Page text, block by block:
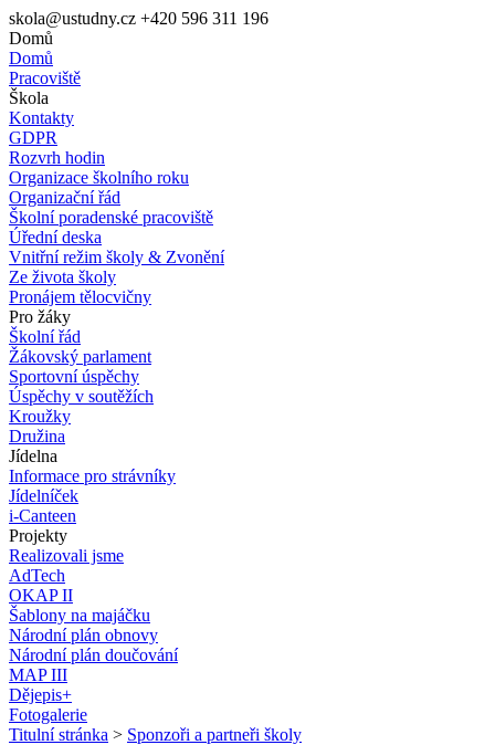
skola@ustudny.cz +420 596 311 196
Domů
Domů
Pracoviště
Škola
Kontakty
GDPR
Rozvrh hodin
Organizace školního roku
Organizační řád
Školní poradenské pracoviště
Úřední deska
Vnitřní režim školy & Zvonění
Ze života školy
Pronájem tělocvičny
Pro žáky
Školní řád
Žákovský parlament
Sportovní úspěchy
Úspěchy v soutěžích
Kroužky
Družina
Jídelna
Informace pro strávníky
Jídelníček
i-Canteen
Projekty
Realizovali jsme
AdTech
OKAP II
Šablony na majáčku
Národní plán obnovy
Národní plán doučování
MAP III
Dějepis+
Fotogalerie
Titulní stránka > Sponzoři a partneři školy